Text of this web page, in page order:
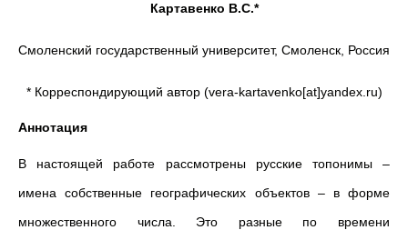
Картавенко В.С.*
Смоленский государственный университет, Смоленск, Россия
* Корреспондирующий автор (vera-kartavenko[at]yandex.ru)
Аннотация
В настоящей работе рассмотрены русские топонимы –
имена собственные географических объектов – в форме
множественного числа. Это разные по времени